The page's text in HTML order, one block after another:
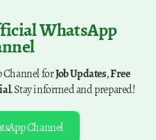
WhatsApp
Channel forJob Updates,Free
. Stay informed and prepared!
Channel